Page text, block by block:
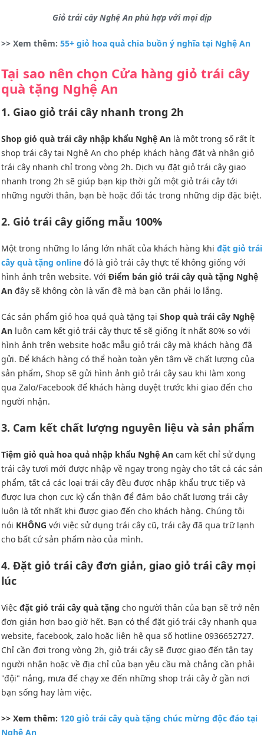
Giỏ trái cây Nghệ An phù hợp với mọi dịp
>> Xem thêm: 55+ giỏ hoa quả chia buồn ý nghĩa tại Nghệ An
Tại sao nên chọn Cửa hàng giỏ trái cây
quà tặng Nghệ An
1. Giao giỏ trái cây nhanh trong 2h
Shop giỏ quà trái cây nhập khẩu Nghệ An là một trong số rất ít
shop trái cây tại Nghệ An cho phép khách hàng đặt và nhận giỏ
trái cây nhanh chỉ trong vòng 2h. Dịch vụ đặt giỏ trái cây giao
nhanh trong 2h sẽ giúp bạn kịp thời gửi một giỏ trái cây tới
những người thân, bạn bè hoặc đối tác trong những dịp đặc biệt.
2. Giỏ trái cây giống mẫu 100%
Một trong những lo lắng lớn nhất của khách hàng khi đặt giỏ trái
cây quà tặng online đó là giỏ trái cây thực tế không giống với
hình ảnh trên website. Với Điểm bán giỏ trái cây quà tặng Nghệ
An đây sẽ không còn là vấn đề mà bạn cần phải lo lắng.
Các sản phẩm giỏ hoa quả quà tặng tại Shop quà trái cây Nghệ
An luôn cam kết giỏ trái cây thực tế sẽ giống ít nhất 80% so với
hình ảnh trên website hoặc mẫu giỏ trái cây mà khách hàng đã
gửi. Để khách hàng có thể hoàn toàn yên tâm về chất lượng của
sản phẩm, Shop sẽ gửi hình ảnh giỏ trái cây sau khi làm xong
qua Zalo/Facebook để khách hàng duyệt trước khi giao đến cho
người nhận.
3. Cam kết chất lượng nguyên liệu và sản phẩm
Tiệm giỏ quà hoa quả nhập khẩu Nghệ An cam kết chỉ sử dụng
trái cây tươi mới được nhập về ngay trong ngày cho tất cả các sản
phẩm, tất cả các loại trái cây đều được nhập khẩu trực tiếp và
được lựa chọn cực kỳ cẩn thận để đảm bảo chất lượng trái cây
luôn là tốt nhất khi được giao đến cho khách hàng. Chúng tôi
nói KHÔNG với việc sử dụng trái cây cũ, trái cây đã qua trữ lạnh
cho bất cứ sản phẩm nào của mình.
4. Đặt giỏ trái cây đơn giản, giao giỏ trái cây mọi
lúc
Việc đặt giỏ trái cây quà tặng cho người thân của bạn sẽ trở nên
đơn giản hơn bao giờ hết. Bạn có thể đặt giỏ trái cây nhanh qua
website, facebook, zalo hoặc liên hệ qua số hotline 0936652727.
Chỉ cần đợi trong vòng 2h, giỏ trái cây sẽ được giao đến tận tay
người nhận hoặc về địa chỉ của bạn yêu cầu mà chẳng cần phải
"đội" nắng, mưa để chạy xe đến những shop trái cây ở gần nơi
bạn sống hay làm việc.
>> Xem thêm: 120 giỏ trái cây quà tặng chúc mừng độc đáo tại
Nghệ An